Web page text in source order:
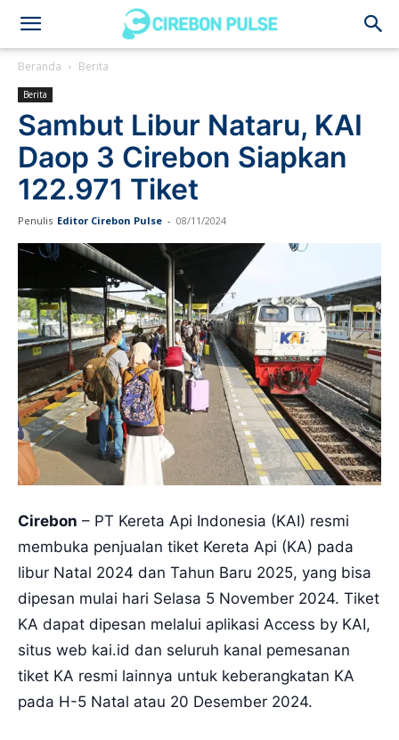
Cirebon
Pulse
Beranda Berita
Berita
Sambut Libur Nataru, KAI
Daop 3 Cirebon Siapkan
122.971 Tiket
Penulis Editor Cirebon Pulse - 08/11/2024
Cirebon – PT Kereta Api Indonesia (KAI) resmi
membuka penjualan tiket Kereta Api (KA) pada
libur Natal 2024 dan Tahun Baru 2025, yang bisa
dipesan mulai hari Selasa 5 November 2024. Tiket
KA dapat dipesan melalui aplikasi Access by KAI,
situs web kai.id dan seluruh kanal pemesanan
tiket KA resmi lainnya untuk keberangkatan KA
pada H-5 Natal atau 20 Desember 2024.